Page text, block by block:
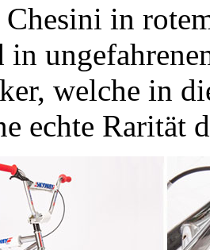
in
in
welche in
echte Rarität